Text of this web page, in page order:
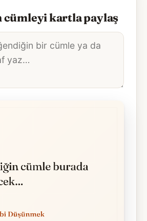
cümleyi kartla paylaş